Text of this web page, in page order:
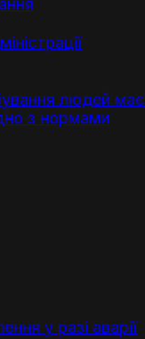
людей має
з нормами
у разі аварії